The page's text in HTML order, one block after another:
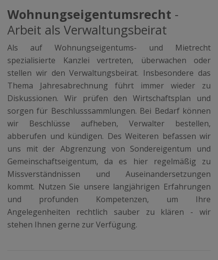
Wohnungseigentumsrecht -
Arbeit als Verwaltungsbeirat
Als auf Wohnungseigentums- und Mietrecht
spezialisierte Kanzlei vertreten, überwachen oder
stellen wir den Verwaltungsbeirat. Insbesondere das
Thema Jahresabrechnung führt immer wieder zu
Diskussionen. Wir prüfen den Wirtschaftsplan und
sorgen für Beschlusssammlungen. Bei Bedarf können
wir Beschlüsse aufheben, Verwalter bestellen,
abberufen und kündigen. Des Weiteren befassen wir
uns mit der Abgrenzung von Sondereigentum und
Gemeinschaftseigentum, da es hier regelmäßig zu
Missverständnissen und Auseinandersetzungen
kommt. Nutzen Sie unsere langjährigen Erfahrungen
und profunden Kompetenzen, um Ihre
Angelegenheiten rechtlich sauber zu klären - wir
stehen Ihnen gerne zur Verfügung.